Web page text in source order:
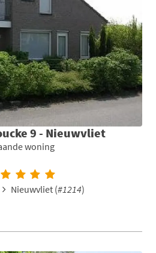
9 - Nieuwvliet
woning
Nieuwvliet (#1214)